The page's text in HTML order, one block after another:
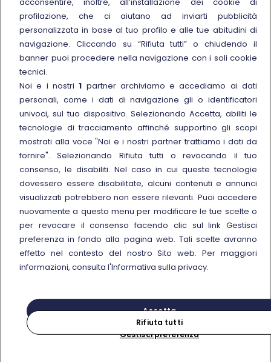
Trenitalia for Business
Manuale di Conservazione
Link esterno
Carriere
Link esterno
La Freccia Mag
Link esterno
Noleggia un treno charter
Viaggi di gruppo
Seguici sui social
© Gruppo FS Italiane 2025
Note legali
Protezione dati personali
Accessibilità
Informativa sui cookies
Gestisci preferenza
profilazione, che ci aiutano ad inviarti pubblicità
personalizzata in base al tuo profilo e alle tue abitudini di
navigazione. Cliccando su “Rifiuta tutti” o chiudendo il
banner puoi procedere nella navigazione con i soli cookie
tecnici.
Noi e i nostri1 partner archiviamo e accediamo ai dati
personali, come i dati di navigazione gli o identificatori
univoci, sul tuo dispositivo. Selezionando Accetta, abiliti le
tecnologie di tracciamento affinché supportino gli scopi
mostrati alla voce "Noi e i nostri partner trattiamo i dati da
fornire". Selezionando Rifiuta tutti o revocando il tuo
consenso, le disabiliti. Nel caso in cui queste tecnologie
dovessero essere disabilitate, alcuni contenuti e annunci
visualizzati potrebbero non essere rilevanti. Puoi accedere
nuovamente a questo menu per modificare le tue scelte o
per revocare il consenso facendo clic sul link Gestisci
preferenza in fondo alla pagina web. Tali scelte avranno
effetto nel contesto del nostro Sito web. Per maggiori
informazioni, consulta l'Informativa sulla privacy.
Accetta
Rifiuta tutti
Gestisci preferenza